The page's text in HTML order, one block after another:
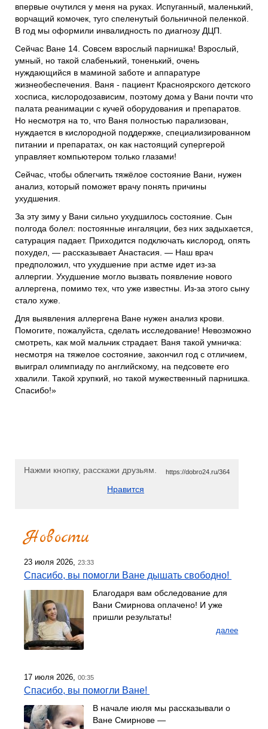
впервые очутился у меня на руках. Испуганный, маленький,
ворчащий комочек, туго спеленутый больничной пеленкой.
В год мы оформили инвалидность по диагнозу ДЦП.
Сейчас Ване 14. Совсем взрослый парнишка! Взрослый,
умный, но такой слабенький, тоненький, очень
нуждающийся в маминой заботе и аппаратуре
жизнеобеспечения. Ваня - пациент Красноярского детского
хосписа, кислородозависим, поэтому дома у Вани почти что
палата реанимации с кучей оборудования и препаратов.
Но несмотря на то, что Ваня полностью парализован,
нуждается в кислородной поддержке, специализированном
питании и препаратах, он как настоящий супергерой
управляет компьютером только глазами!
Сейчас, чтобы облегчить тяжёлое состояние Вани, нужен
анализ, который поможет врачу понять причины
ухудшения.
За эту зиму у Вани сильно ухудшилось состояние. Сын
полгода болел: постоянные ингаляции, без них задыхается,
сатурация падает. Приходится подключать кислород, опять
похудел, — рассказывает Анастасия. — Наш врач
предположил, что ухудшение при астме идет из-за
аллергии. Ухудшение могло вызвать появление нового
аллергена, помимо тех, что уже известны. Из-за этого сыну
стало хуже.
Для выявления аллергена Ване нужен анализ крови.
Помогите, пожалуйста, сделать исследование! Невозможно
смотреть, как мой мальчик страдает. Ваня такой умничка:
несмотря на тяжелое состояние, закончил год с отличием,
выиграл олимпиаду по английскому, на педсовете его
хвалили. Такой хрупкий, но такой мужественный парнишка.
Спасибо!»
Нажми кнопку, расскажи друзьям. https://dobro24.ru/364
Нравится
Новости
23 июля 2026, 23:33
Спасибо, вы помогли Ване дышать свободно!
Благодаря вам обследование для
Вани Смирнова оплачено! И уже
пришли результаты!
далее
17 июля 2026, 00:35
Спасибо, вы помогли Ване!
В начале июля мы рассказывали о
Ване Смирнове —